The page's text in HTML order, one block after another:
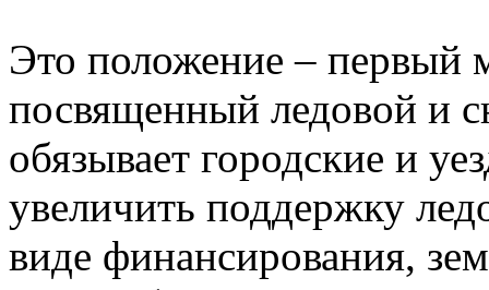
Это положение – первый
посвященный ледовой и
обязывает городские и
увеличить поддержку
виде финансирования,